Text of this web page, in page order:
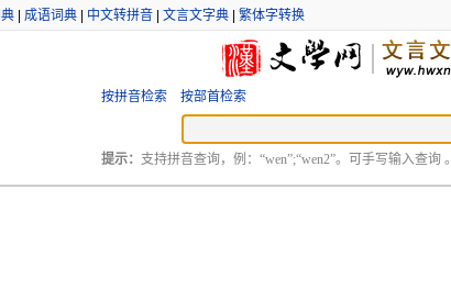
| 成语词典| 中文转拼音| 文言文字典| 繁体字转换
按拼音检索 按部首检索
提示： 支持拼音查询，例：“wen”;“wen2”。可手写输入查询 。